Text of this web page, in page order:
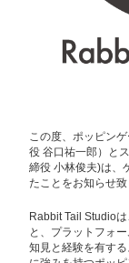
この度、ポッピン
役 谷口祐一郎）と
締役 小林俊夫)は、
たことをお知らせ致
Rabbit Tail Studio
と、プラットフォ
知見と経験を有す